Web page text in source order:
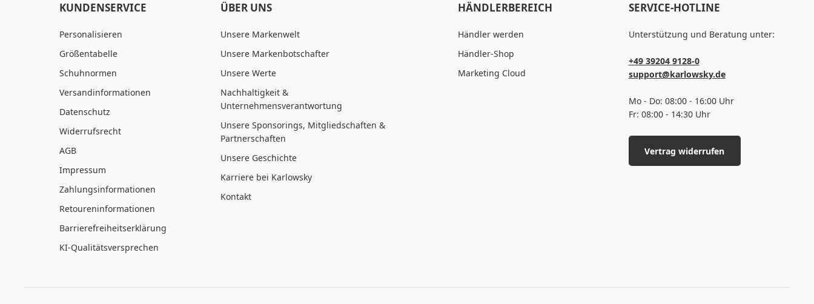
KUNDENSERVICE
Personalisieren
Größentabelle
Schuhnormen
Versandinformationen
Datenschutz
Widerrufsrecht
AGB
Impressum
Zahlungsinformationen
Retoureninformationen
Barrierefreiheitserklärung
KI-Qualitätsversprechen
ÜBER UNS
Unsere Markenwelt
Unsere Markenbotschafter
Unsere Werte
Nachhaltigkeit &
Unternehmensverantwortung
Unsere Sponsorings, Mitgliedschaften &
Partnerschaften
Unsere Geschichte
Karriere bei Karlowsky
Kontakt
HÄNDLERBEREICH
Händler werden
Händler-Shop
Marketing Cloud
SERVICE-HOTLINE
Unterstützung und Beratung unter:
+49 39204 9128-0
support@karlowsky.de
Mo - Do: 08:00 - 16:00 Uhr
Fr: 08:00 - 14:30 Uhr
Vertrag widerrufen